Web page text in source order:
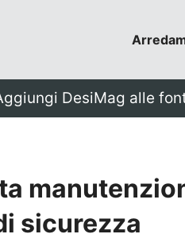
DesiMag alle
sicurezza